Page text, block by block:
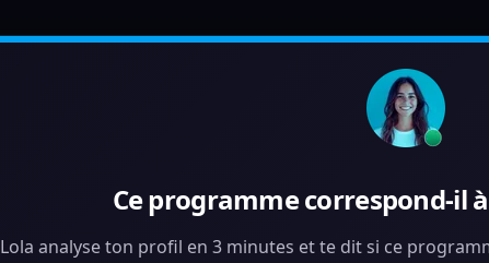
Ce programme correspond-il
Lola analyse ton profil en 3 minutes et te dit si ce